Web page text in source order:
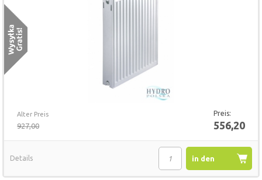
Alter Preis
927,00
Preis:
556,20
in den
Details